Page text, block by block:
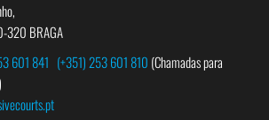
320 BRAGA
601 841 (+351) 253 601 810 (Chamadas para